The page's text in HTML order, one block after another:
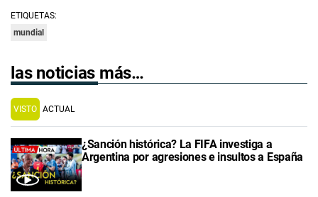
ETIQUETAS:
mundial
las noticias más…
VISTO ACTUAL
¿Sanción histórica? La FIFA investiga a
Argentina por agresiones e insultos a España